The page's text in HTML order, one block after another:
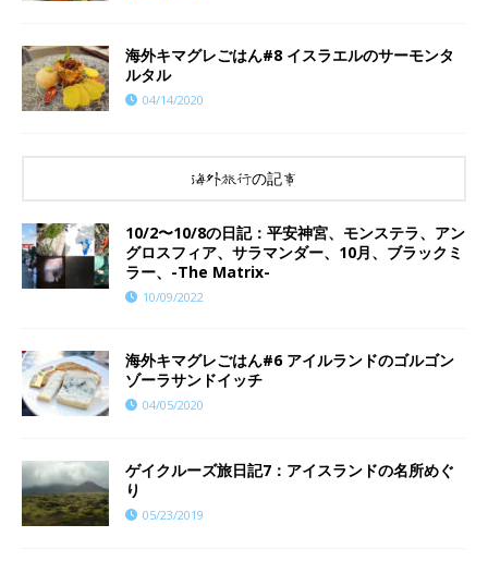
海外キマグレごはん#8 イスラエルのサーモンタ
ルタル
04/14/2020
海外旅行の記事
10/2〜10/8の日記：平安神宮、モンステラ、アン
グロスフィア、サラマンダー、10月、ブラックミ
ラー、-The Matrix-
10/09/2022
海外キマグレごはん#6 アイルランドのゴルゴン
ゾーラサンドイッチ
04/05/2020
ゲイクルーズ旅日記7：アイスランドの名所めぐ
り
05/23/2019